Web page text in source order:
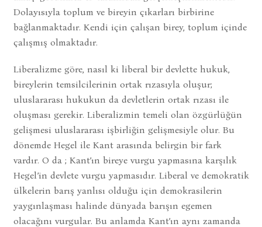
Dolayısıyla toplum ve bireyin çıkarları birbirine
bağlanmaktadır. Kendi için çalışan birey, toplum içinde
çalışmış olmaktadır.
Liberalizme göre, nasıl ki liberal bir devlette hukuk,
bireylerin temsilcilerinin ortak rızasıyla oluşur;
uluslararası hukukun da devletlerin ortak rızası ile
oluşması gerekir. Liberalizmin temeli olan özgürlüğün
gelişmesi uluslararası işbirliğin gelişmesiyle olur. Bu
dönemde Hegel ile Kant arasında belirgin bir fark
vardır. O da ; Kant’ın bireye vurgu yapmasına karşılık
Hegel’in devlete vurgu yapmasıdır. Liberal ve demokratik
ülkelerin barış yanlısı olduğu için demokrasilerin
yaygınlaşması halinde dünyada barışın egemen
olacağını vurgular. Bu anlamda Kant’ın aynı zamanda